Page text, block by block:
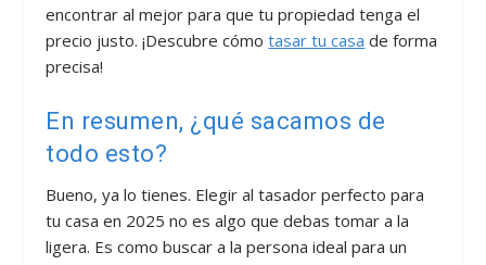
encontrar al mejor para que tu propiedad tenga el
precio justo. ¡Descubre cómotasar tu casa de forma
precisa!
En resumen, ¿qué sacamos de
todo esto?
Bueno, ya lo tienes. Elegir al tasador perfecto para
tu casa en 2025 no es algo que debas tomar a la
ligera. Es como buscar a la persona ideal para un